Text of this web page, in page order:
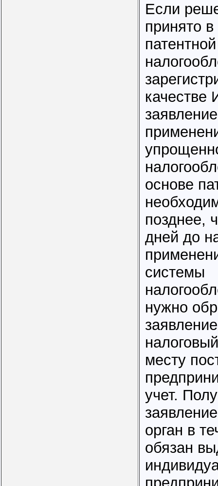
Если
принято в
качестве
основе
позднее,
дней до
системы
нужно
месту
учет.
орган в
обязан